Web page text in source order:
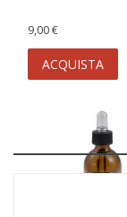
9,00 €
ACQUISTA